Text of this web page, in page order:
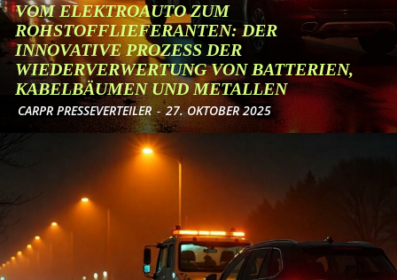
VOM ELEKTROAUTO ZUM
ROHSTOFFLIEFERANTEN: DER
INNOVATIVE PROZESS DER
WIEDERVERWERTUNG VON BATTERIEN,
KABELBÄUMEN UND METALLEN
CARPR PRESSEVERTEILER - 27. OKTOBER 2025